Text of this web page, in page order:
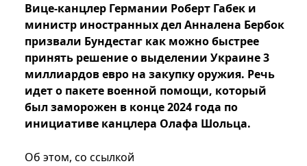
Вице-канцлер Германии Роберт Габек и
министр иностранных дел Анналена Бербок
призвали Бундестаг как можно быстрее
принять решение о выделении Украине 3
миллиардов евро на закупку оружия. Речь
идет о пакете военной помощи, который
был заморожен в конце 2024 года по
инициативе канцлера Олафа Шольца.
Об этом, со ссылкой